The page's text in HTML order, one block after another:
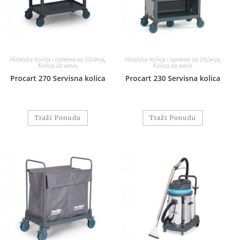
Hotelska kolica i oprema za čišćenje,
Kolica za servis
Procart 270 Servisna kolica
Traži Ponudu
Hotelska kolica i oprema za čišćenje,
Kolica za servis
Procart 230 Servisna kolica
Traži Ponudu